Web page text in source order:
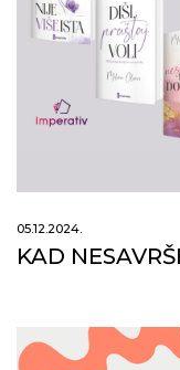
05.12.2024.
KAD